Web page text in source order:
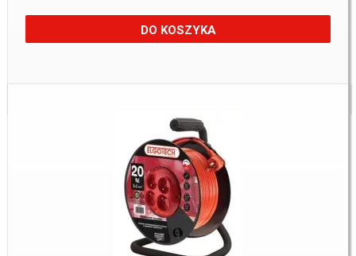
DO KOSZYKA
Dostępne:1 Szt.